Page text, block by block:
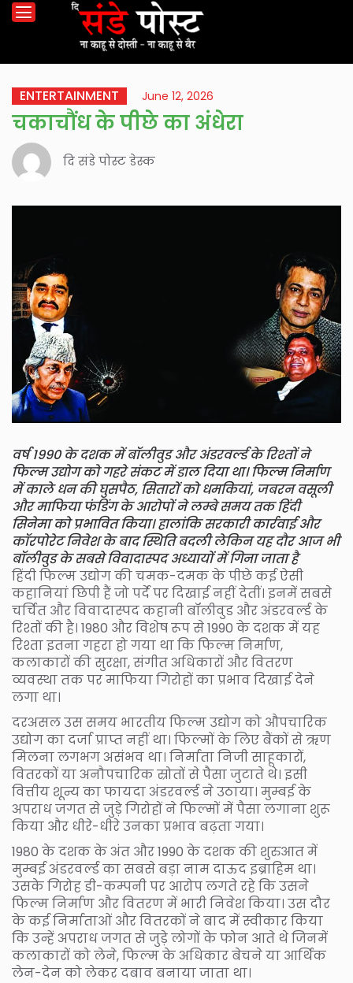
ENTERTAINMENT June 12, 2026
चकाचौंध के पीछे का अंधेरा
दि संडे पोस्ट डेस्क
वर्ष 1990 के दशक में बॉलीवुड और अंडरवर्ल्ड के रिश्तों ने
फिल्म उद्योग को गहरे संकट में डाल दिया था। फिल्म निर्माण
में काले धन की घुसपैठ, सितारों को धमकियां, जबरन वसूली
और माफिया फंडिंग के आरोपों ने लम्बे समय तक हिंदी
सिनेमा को प्रभावित किया। हालांकि सरकारी कार्रवाई और
कॉरपोरेट निवेश के बाद स्थिति बदली लेकिन यह दौर आज भी
बॉलीवुड के सबसे विवादास्पद अध्यायों में गिना जाता है
हिंदी फिल्म उद्योग की चमक-दमक के पीछे कई ऐसी
कहानियां छिपी हैं जो पर्दे पर दिखाई नहीं देतीं। इनमें सबसे
चर्चित और विवादास्पद कहानी बॉलीवुड और अंडरवर्ल्ड के
रिश्तों की है। 1980 और विशेष रूप से 1990 के दशक में यह
रिश्ता इतना गहरा हो गया था कि फिल्म निर्माण,
कलाकारों की सुरक्षा, संगीत अधिकारों और वितरण
व्यवस्था तक पर माफिया गिरोहों का प्रभाव दिखाई देने
लगा था।
दरअसल उस समय भारतीय फिल्म उद्योग को औपचारिक
उद्योग का दर्जा प्राप्त नहीं था। फिल्मों के लिए बैंकों से ऋण
मिलना लगभग असंभव था। निर्माता निजी साहूकारों,
वितरकों या अनौपचारिक स्रोतों से पैसा जुटाते थे। इसी
वित्तीय शून्य का फायदा अंडरवर्ल्ड ने उठाया। मुम्बई के
अपराध जगत से जुड़े गिरोहों ने फिल्मों में पैसा लगाना शुरू
किया और धीरे-धीरे उनका प्रभाव बढ़ता गया।
1980 के दशक के अंत और 1990 के दशक की शुरुआत में
मुम्बई अंडरवर्ल्ड का सबसे बड़ा नाम दाऊद इब्राहिम था।
उसके गिरोह डी-कम्पनी पर आरोप लगते रहे कि उसने
फिल्म निर्माण और वितरण में भारी निवेश किया। उस दौर
के कई निर्माताओं और वितरकों ने बाद में स्वीकार किया
कि उन्हें अपराध जगत से जुड़े लोगों के फोन आते थे जिनमें
कलाकारों को लेने, फिल्म के अधिकार बेचने या आर्थिक
लेन-देन को लेकर दबाव बनाया जाता था।